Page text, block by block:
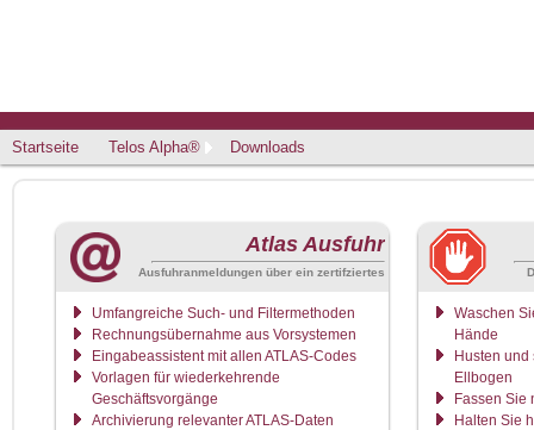
Startseite Telos Alpha® Downloads
Atlas Ausfuhr
Ausfuhranmeldungen über ein zertifziertes
Umfangreiche Such- und Filtermethoden
Rechnungsübernahme aus Vorsystemen
Eingabeassistent mit allen ATLAS-Codes
Vorlagen für wiederkehrende
Geschäftsvorgänge
Archivierung relevanter ATLAS-Daten
Waschen
Hände
Husten und
Ellbogen
Fassen Sie
Halten Sie